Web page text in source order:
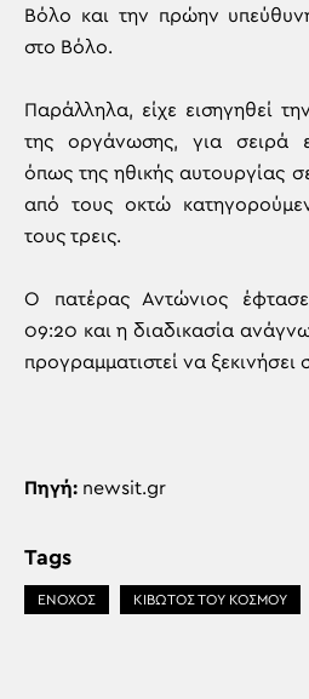
Βόλο και την πρώην
στο Βόλο.
Παράλληλα, είχε εισηγηθεί
της οργάνωσης, για σειρά
όπως της ηθικής αυτουργίας
από τους οκτώ
τους τρεις.
O πατέρας Αντώνιος
09:20 και η διαδικασία
προγραμματιστεί να ξεκινήσει
Πηγή: newsit.gr
Tags
ΈΝΟΧΟΣ ΚΙΒΩΤΟΣ ΤΟΥ ΚΟΣΜΟΥ